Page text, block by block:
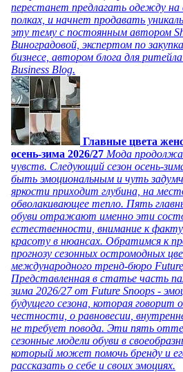
перестанет предлагать одежду на
полках, и начнет продавать
эту тему с постоянным автором
Виноградовой, экспертом по
бизнесе, автором блога для
Business Blog.
Главные цвета
осень-зима 2026/27 Мода
чувств. Следующий сезон осень-
быть эмоциональным и чуть
яркости приходит глубина, на
обволакивающее тепло. Пять
обуви отражают именно эти
естественности, внимание к
красоту в нюансах. Обратимся к
прогнозу сезонных остромодных
международного тренд-бюро Future
Представленная в статье часть
зима 2026/27 от Future Snoops -
будущего сезона, которая говорит
честности, о равновесии,
не требует повода. Эти пять
сезонные модели обуви в
который может помочь бренду и
рассказать о себе и своих эмоциях.